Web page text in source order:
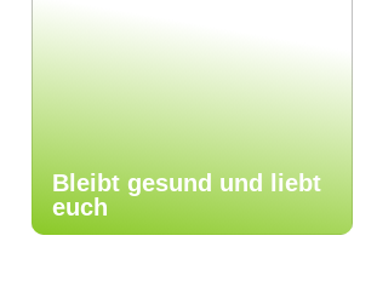
Bleibt gesund und liebt
euch